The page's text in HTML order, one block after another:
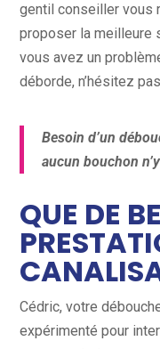
gentil conseiller vous
proposer la meilleure
vous avez un
déborde, n’hésitez
Besoin d’un
aucun bouchon
QUE DE
Cédric, votre
expérimenté pour